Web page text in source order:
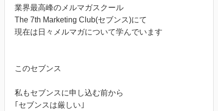
業界最高峰のメルマガスクール
The 7th Marketing Club(セブンス)にて
現在は日々メルマガについて学んでいます
このセブンス
私もセブンスに申し込む前から
｢セブンスは厳しい｣